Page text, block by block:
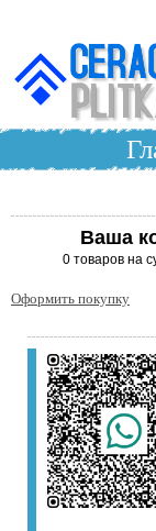
Ваша
0 товаров на
Оформить покупку